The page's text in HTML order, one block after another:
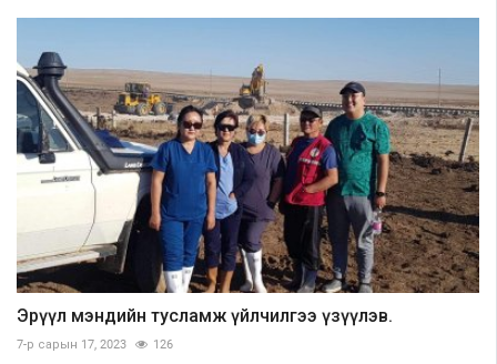
Эрүүл мэндийн тусламж үйлчилгээ үзүүлэв.
7-р сарын 17, 2023 126